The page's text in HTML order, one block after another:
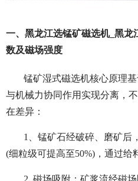
一、黑龙江选锰矿磁选机_黑
数及磁场强度
锰矿湿式磁选机核心原理
与机械力协同作用实现分离，
在差异：
1、锰矿石经破碎、磨矿后
(细粒级可提高至50%)，通过给